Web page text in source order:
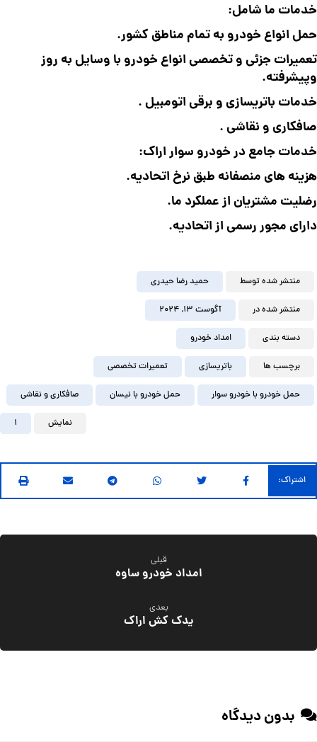
خدمات ما شامل:
حمل انواع خودرو به تمام مناطق کشور.
تعمیرات جزئی و تخصصی انواع خودرو با وسایل به روز
وپیشرفته.
خدمات باتریسازی و برقی اتومبیل .
صافکاری و نقاشی .
خدمات جامع در خودرو سوار اراک:
هزینه های منصفانه طبق نرخ اتحادیه.
رضلیت مشتریان از عملکرد ما.
دارای مجور رسمی از اتحادیه.
منتشر شده توسط حمید رضا حیدری
منتشر شده در آگوست ۱۳, ۲۰۲۴
دسته بندی امداد خودرو
برچسب ها باتریسازی تعمیرات تخصصی
حمل خودرو با خودرو سوار حمل خودرو با نیسان صافکاری و نقاشی
نمایش 1
قبلی
امداد خودرو ساوه
بعدی
یدک کش اراک
بدون دیدگاه